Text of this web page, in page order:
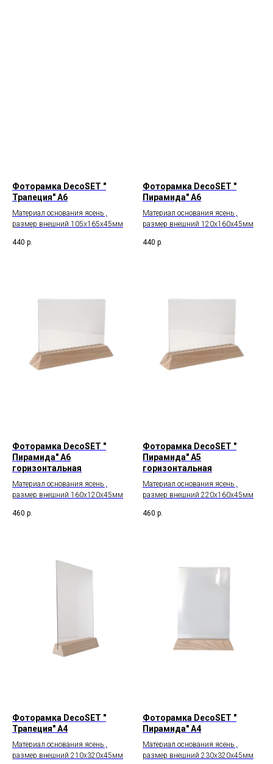
Фоторамка DecoSET "
Трапеция" А6
Материал основания ясень ,
размер внешний 105х165х45мм
440 р.
Фоторамка DecoSET "
Пирамида" А6
Материал основания ясень ,
размер внешний 120х160х45мм
440 р.
Фоторамка DecoSET "
Пирамида" А6
горизонтальная
Материал основания ясень ,
размер внешний 160х120х45мм
460 р.
Фоторамка DecoSET "
Пирамида" А5
горизонтальная
Материал основания ясень ,
размер внешний 220х160х45мм
460 р.
Фоторамка DecoSET "
Трапеция" А4
Материал основания ясень ,
размер внешний 210х320х45мм
Фоторамка DecoSET "
Пирамида" А4
Материал основания ясень ,
размер внешний 230х320х45мм